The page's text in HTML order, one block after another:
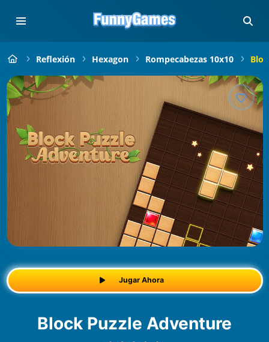
Reflexión Hexagon Rompecabezas 10x10
Jugar Ahora
Block Puzzle Adventure